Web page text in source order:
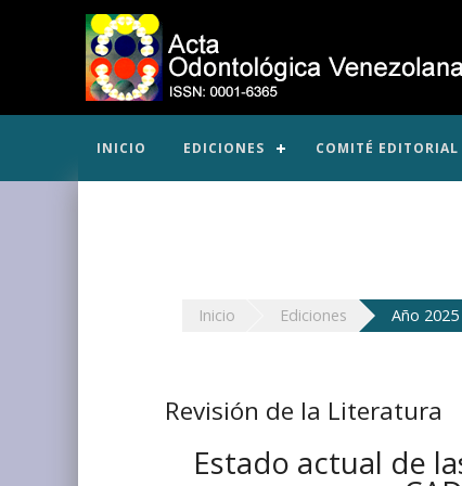
INICIO EDICIONES COMITÉ EDITORIAL
Inicio Ediciones Año 2025
Revisión de la Literatura
Estado actual de